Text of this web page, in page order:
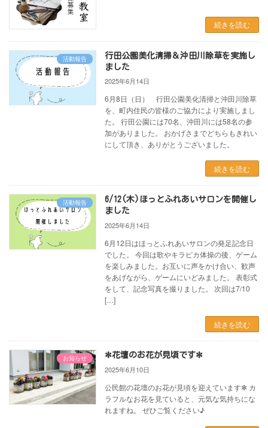
続きを読む
活動報告
行田公園美化清掃＆沖田川除草を実施し
ました
2025年6月14日
6月8日（日） 行田公園美化清掃と沖田川除草
を、町内住民の皆様のご協力により実施しまし
た。 行田公園には70名、沖田川には58名の参
加がありました。 おかげさまでどちらもきれい
にして頂き、ありがとうございました。
続きを読む
活動報告
6/12(木)ほっとふれあいサロンを開催し
ました
2025年6月14日
6月12日はほっとふれあいサロンの発足記念日
でした。 今回は歌やキラピカ体操の後、ゲーム
を楽しみました。お互いに声をかけ合い、歓声
をあげながら、ゲームにいどみました。 表彰式
をして、記念写真を撮りました。 次回は7/10
[…]
続きを読む
お知らせ ✻花壇のお花が見頃です✻
2025年6月10日
公民館の花壇のお花が見頃を迎えています✻ カ
ラフルなお花を見ていると、元気な気持ちにな
れますね。 ぜひご覧ください♪